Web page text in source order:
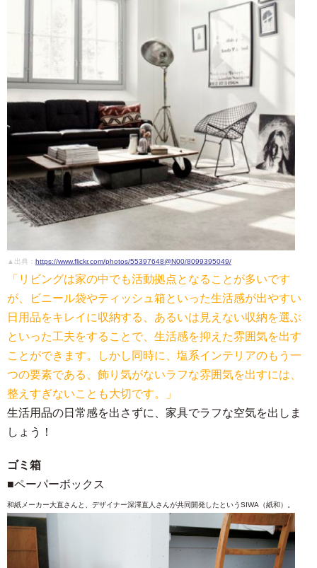
▲出典： https://www.flickr.com/photos/55397648@N00/8099395049/
「リビングは家の中でも活動拠点となることが多いです
が、ビニール袋やティッシュ箱といった生活感が出やすい
日用品をキレイに収納する、あるいは見えない収納を選ぶ
といった工夫をすることで、生活感を抑えた雰囲気を出す
ことができます。しかし同時に、塩系インテリアのもう一
つの要素である、飾り気がないラフな雰囲気を出すには、
整えすぎないことも大切です。」
生活用品の日常感を出さずに、家具でラフな空気を出しま
しょう！
ゴミ箱
■ペーパーボックス
和紙メーカー大直さんと、デザイナー深澤直人さんが共同開発したというSIWA（紙和）。